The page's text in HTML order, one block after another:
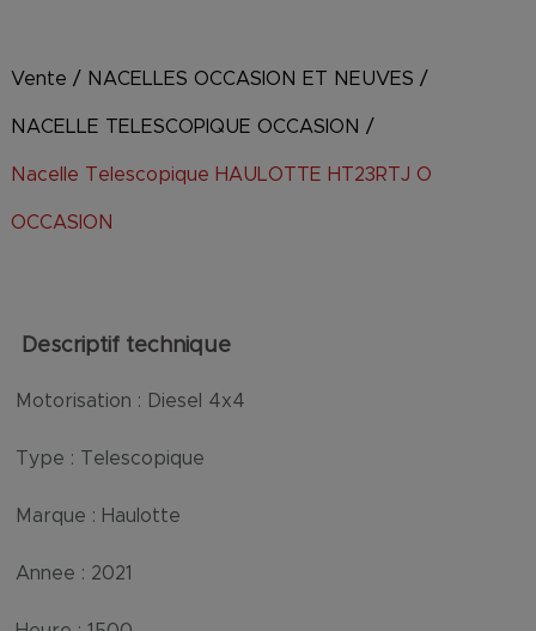
Vente / NACELLES OCCASION ET NEUVES /
NACELLE TELESCOPIQUE OCCASION /
Nacelle Telescopique HAULOTTE HT23RTJ O
OCCASION
Descriptif technique
Motorisation : Diesel 4x4
Type : Telescopique
Marque : Haulotte
Annee : 2021